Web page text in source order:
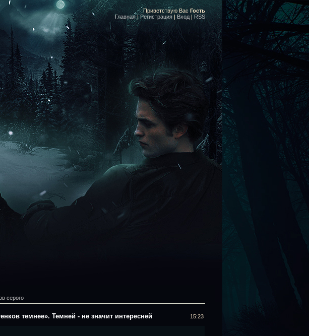
Приветствую Вас Гость
Главная|Регистрация | Вход | RSS
серого
темнее». Темней - не значит интересней 15:23